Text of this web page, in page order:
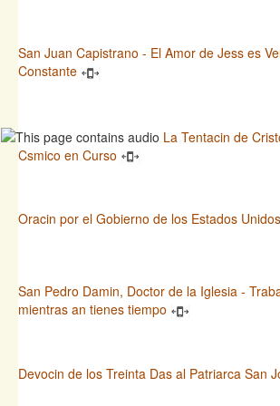
San Juan Capistrano - El Amor de Jess es
Constante
La Tentacin de
Csmico en Curso
Oracin por el Gobierno de los Estados Unidos
San Pedro Damin, Doctor de la Iglesia -
mientras an tienes tiempo
Devocin de los Treinta Das al Patriarca San